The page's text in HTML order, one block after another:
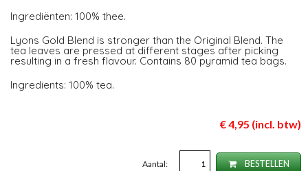
Ingrediënten: 100% thee.
Lyons Gold Blend is stronger than the Original Blend. The
tea leaves are pressed at different stages after picking
resulting in a fresh flavour. Contains 80 pyramid tea bags.
Ingredients: 100% tea.
€ 4,95 (incl. btw)
Aantal: BESTELLEN